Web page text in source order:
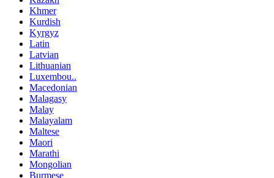
Khmer
Kurdish
Kyrgyz
Latin
Latvian
Lithuanian
Luxembou..
Macedonian
Malagasy
Malay
Malayalam
Maltese
Maori
Marathi
Mongolian
Burmese